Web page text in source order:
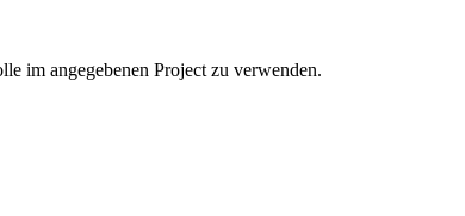
im angegebenen Project zu verwenden.